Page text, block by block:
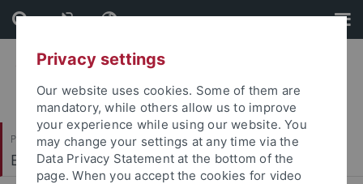
Skip
to
content
Skip
to
footer
Philosophische Fakultät
Ethnologie
Privacy settings
Our website uses cookies. Some of them are
mandatory, while others allow us to improve
your experience while using our website. You
may change your settings at any time via the
Data Privacy Statement at the bottom of the
page. When you accept the cookies for video